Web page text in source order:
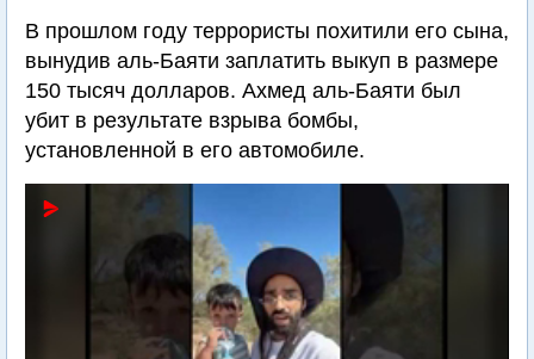
В прошлом году террористы похитили его сына,
вынудив аль-Баяти заплатить выкуп в размере
150 тысяч долларов. Ахмед аль-Баяти был
убит в результате взрыва бомбы,
установленной в его автомобиле.